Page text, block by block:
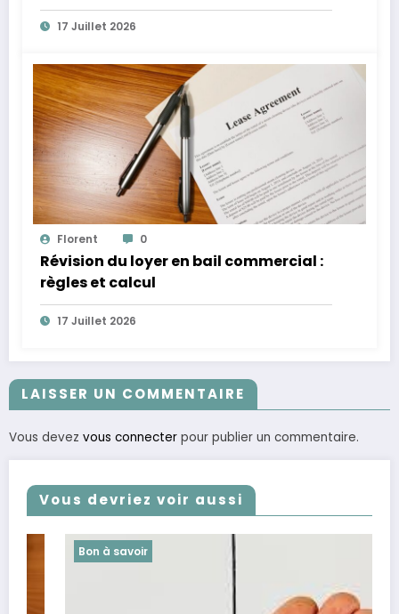
17 Juillet 2026
Florent 0
Révision du loyer en bail commercial :
règles et calcul
17 Juillet 2026
LAISSER UN COMMENTAIRE
Vous devez vous connecter pour publier un commentaire.
Vous devriez voir aussi
Bon à savoir